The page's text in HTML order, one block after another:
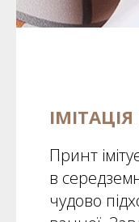
Принт
в
чудово